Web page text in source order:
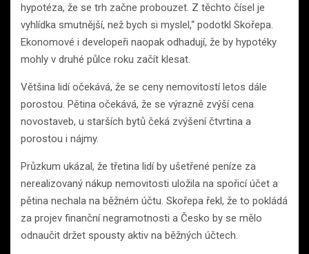
hypotéza, že se trh začne probouzet. Z těchto čísel je
vyhlídka smutnější, než bych si myslel,“ podotkl Skořepa.
Ekonomové i developeři naopak odhadují, že by hypotéky
mohly v druhé půlce roku začít klesat.
Většina lidí očekává, že se ceny nemovitostí letos dále
porostou. Pětina očekává, že se výrazně zvýší cena
novostaveb, u starších bytů čeká zvýšení čtvrtina a
porostou i nájmy.
Průzkum ukázal, že třetina lidí by ušetřené peníze za
nerealizovaný nákup nemovitosti uložila na spořicí účet a
pětina nechala na běžném účtu. Skořepa řekl, že to pokládá
za projev finanční negramotnosti a Česko by se mělo
odnaučit držet spousty aktiv na běžných účtech.